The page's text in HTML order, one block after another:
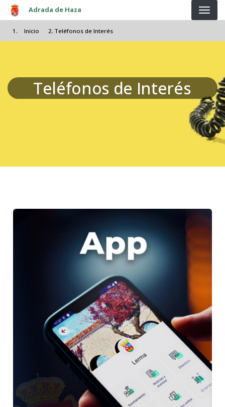
Pasar al contenido principal
Adrada de Haza
Inicio Teléfonos de Interés
Teléfonos de Interés